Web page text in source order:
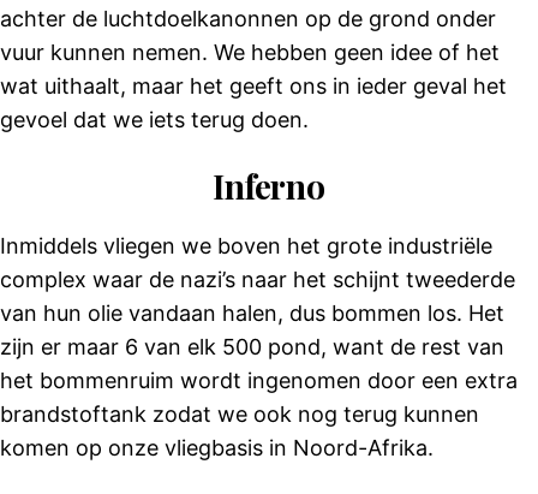
achter de luchtdoelkanonnen op de grond onder
vuur kunnen nemen. We hebben geen idee of het
wat uithaalt, maar het geeft ons in ieder geval het
gevoel dat we iets terug doen.
Inferno
Inmiddels vliegen we boven het grote industriële
complex waar de nazi’s naar het schijnt tweederde
van hun olie vandaan halen, dus bommen los. Het
zijn er maar 6 van elk 500 pond, want de rest van
het bommenruim wordt ingenomen door een extra
brandstoftank zodat we ook nog terug kunnen
komen op onze vliegbasis in Noord-Afrika.